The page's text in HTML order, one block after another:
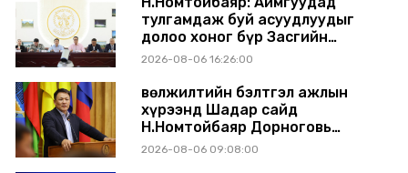
тулгамдаж буй асуудлуудыг
долоо хоног бүр Засгийн
газрын хуралдаанд
2026-08-06 16:26:00
Өвөлжилтийн бэлтгэл ажлын
хүрээнд Шадар сайд
Н.Номтойбаяр Дорноговь
аймагт ажиллав
2026-08-06 09:08:00